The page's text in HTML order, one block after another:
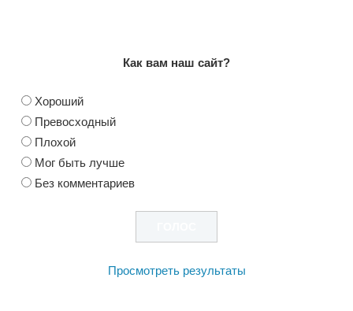
Как вам наш сайт?
Хороший
Превосходный
Плохой
Мог быть лучше
Без комментариев
Просмотреть результаты